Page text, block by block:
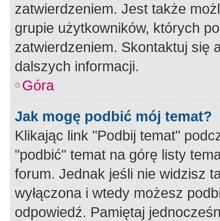
zatwierdzeniem. Jest także
grupie użytkowników, których
zatwierdzeniem. Skontaktuj się
dalszych informacji.
Góra
Jak mogę podbić mój temat?
Klikając link "Podbij temat"
"podbić" temat na górę listy
forum. Jednak jeśli nie widzisz
wyłączona i wtedy możesz
odpowiedź. Pamiętaj